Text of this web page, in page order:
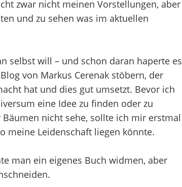
zwar nicht meinen Vorstellungen, aber
und zu sehen was im aktuellen
selbst will – und schon daran haperte es
von Markus Cerenak stöbern, der
hat und dies gut umsetzt. Bevor ich
eine Idee zu finden oder zu
nicht sehe, sollte ich mir erstmal
meine Leidenschaft liegen könnte.
man ein eigenes Buch widmen, aber